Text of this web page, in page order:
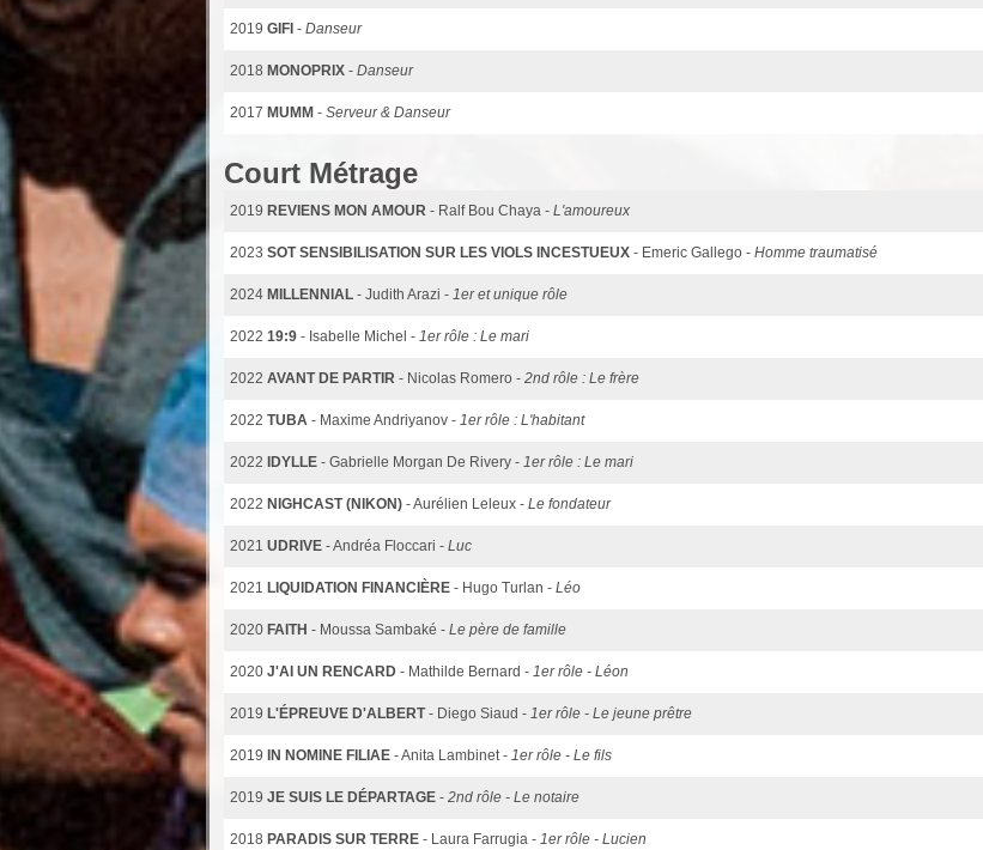
2019 GIFI - Danseur
2018 MONOPRIX - Danseur
2017 MUMM - Serveur & Danseur
Court Métrage
2019 REVIENS MON AMOUR - Ralf Bou Chaya - L'amoureux
2023 SOT SENSIBILISATION SUR LES VIOLS INCESTUEUX - Emeric Gallego - Homme traumatisé
2024 MILLENNIAL - Judith Arazi - 1er et unique rôle
2022 19:9 - Isabelle Michel - 1er rôle : Le mari
2022 AVANT DE PARTIR - Nicolas Romero - 2nd rôle : Le frère
2022 TUBA - Maxime Andriyanov - 1er rôle : L'habitant
2022 IDYLLE - Gabrielle Morgan De Rivery - 1er rôle : Le mari
2022 NIGHCAST (NIKON) - Aurélien Leleux - Le fondateur
2021 UDRIVE - Andréa Floccari - Luc
2021 LIQUIDATION FINANCIÈRE - Hugo Turlan - Léo
2020 FAITH - Moussa Sambaké - Le père de famille
2020 J'AI UN RENCARD - Mathilde Bernard - 1er rôle - Léon
2019 L'ÉPREUVE D'ALBERT - Diego Siaud - 1er rôle - Le jeune prêtre
2019 IN NOMINE FILIAE - Anita Lambinet - 1er rôle - Le fils
2019 JE SUIS LE DÉPARTAGE - 2nd rôle - Le notaire
2018 PARADIS SUR TERRE - Laura Farrugia - 1er rôle - Lucien